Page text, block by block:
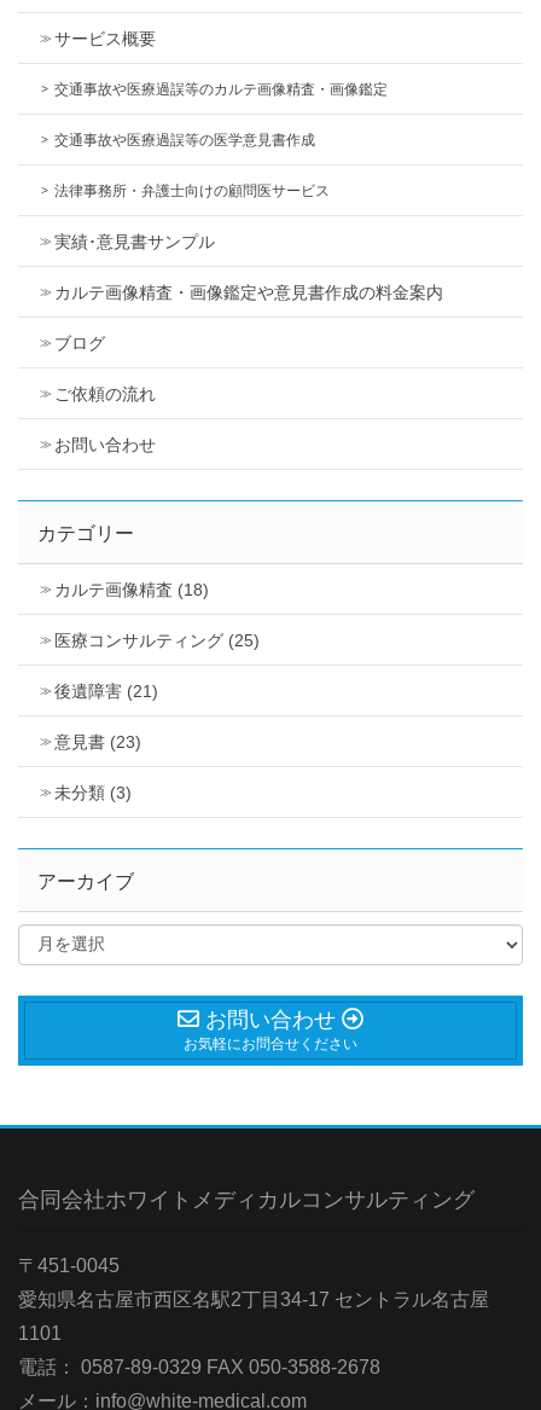
サービス概要
交通事故や医療過誤等のカルテ画像精査・画像鑑定
交通事故や医療過誤等の医学意見書作成
法律事務所・弁護士向けの顧問医サービス
実績･意見書サンプル
カルテ画像精査・画像鑑定や意見書作成の料金案内
ブログ
ご依頼の流れ
お問い合わせ
カテゴリー
カルテ画像精査 (18)
医療コンサルティング (25)
後遺障害 (21)
意見書 (23)
未分類 (3)
アーカイブ
お問い合わせ
お気軽にお問合せください
合同会社ホワイトメディカルコンサルティング
〒451-0045
愛知県名古屋市西区名駅2丁目34-17 セントラル名古屋
1101
電話： 0587-89-0329 FAX 050-3588-2678
メール：info@white-medical.com